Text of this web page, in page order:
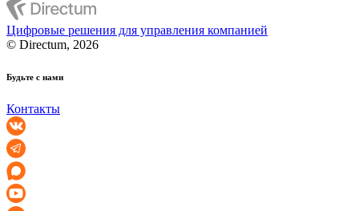
Цифровые решения для управления компанией
© Directum, 2026
Будьте с нами
Контакты